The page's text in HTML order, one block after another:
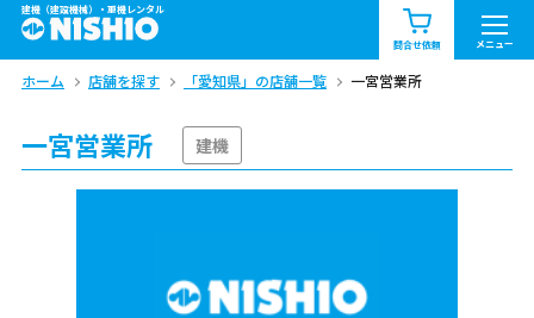
建機（建設機械）・重機レンタル
問合せ依頼 メニュー
商品一覧 お知らせ一覧
問合せ依頼リスト お問合せ
エリア情報を見る
北海道 東北 関東
ホーム 店舗を探す 「愛知県」の店舗一覧 一宮営業所
一宮営業所 建機